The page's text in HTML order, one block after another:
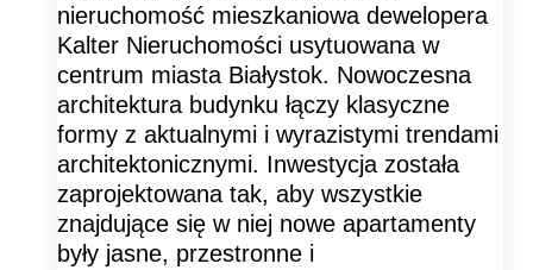
nieruchomość mieszkaniowa dewelopera
Kalter Nieruchomości usytuowana w
centrum miasta Białystok. Nowoczesna
architektura budynku łączy klasyczne
formy z aktualnymi i wyrazistymi trendami
architektonicznymi. Inwestycja została
zaprojektowana tak, aby wszystkie
znajdujące się w niej nowe apartamenty
były jasne, przestronne i